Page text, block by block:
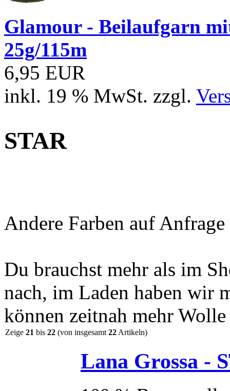
Glamour - Beilaufgarn
25g/115m
6,95 EUR
inkl. 19 % MwSt. zzgl.
STAR
Andere Farben auf
Du brauchst mehr als im
nach, im Laden haben wir
können zeitnah mehr
Zeige 21 bis 22 (von insgesamt 22 Artikeln)
Lana Grossa -